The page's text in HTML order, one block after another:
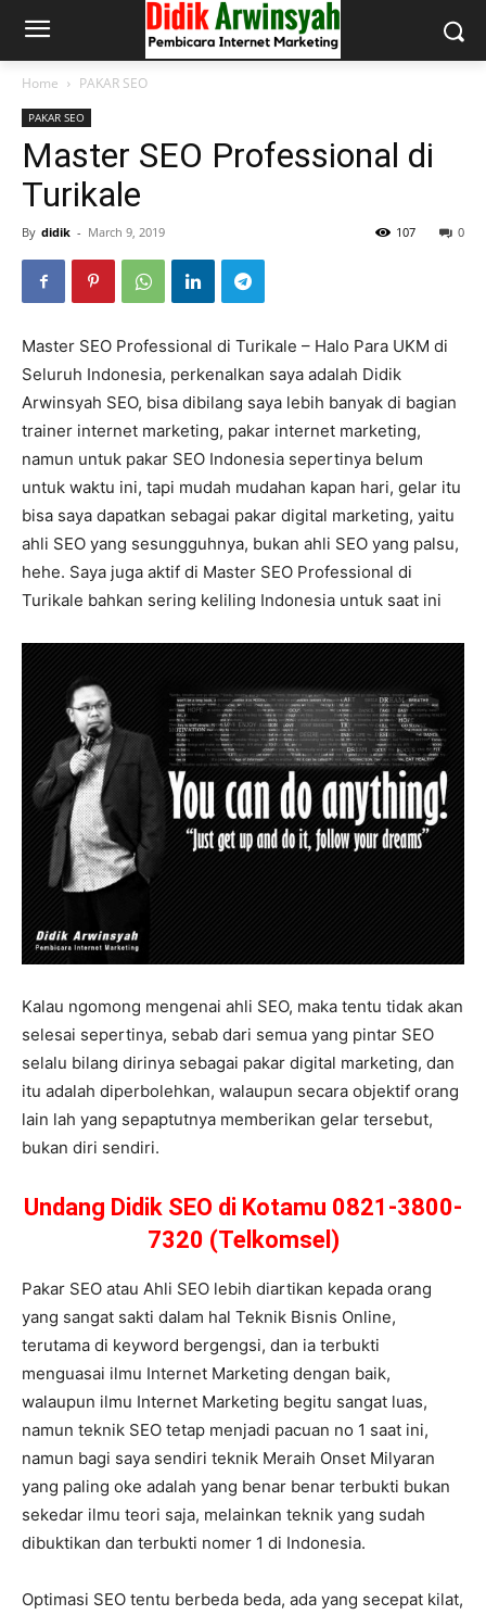
Home PAKAR SEO
PAKAR SEO
Master SEO Professional di
Turikale
By didik - March 9, 2019 0
107
Master SEO Professional di Turikale – Halo Para UKM di
Seluruh Indonesia, perkenalkan saya adalah Didik
Arwinsyah SEO, bisa dibilang saya lebih banyak di bagian
trainer internet marketing, pakar internet marketing,
namun untuk pakar SEO Indonesia sepertinya belum
untuk waktu ini, tapi mudah mudahan kapan hari, gelar itu
bisa saya dapatkan sebagai pakar digital marketing, yaitu
ahli SEO yang sesungguhnya, bukan ahli SEO yang palsu,
hehe. Saya juga aktif di Master SEO Professional di
Turikale bahkan sering keliling Indonesia untuk saat ini
Kalau ngomong mengenai ahli SEO, maka tentu tidak akan
selesai sepertinya, sebab dari semua yang pintar SEO
selalu bilang dirinya sebagai pakar digital marketing, dan
itu adalah diperbolehkan, walaupun secara objektif orang
lain lah yang sepaptutnya memberikan gelar tersebut,
bukan diri sendiri.
Undang Didik SEO di Kotamu 0821-3800-
7320 (Telkomsel)
Pakar SEO atau Ahli SEO lebih diartikan kepada orang
yang sangat sakti dalam hal Teknik Bisnis Online,
terutama di keyword bergengsi, dan ia terbukti
menguasai ilmu Internet Marketing dengan baik,
walaupun ilmu Internet Marketing begitu sangat luas,
namun teknik SEO tetap menjadi pacuan no 1 saat ini,
namun bagi saya sendiri teknik Meraih Onset Milyaran
yang paling oke adalah yang benar benar terbukti bukan
sekedar ilmu teori saja, melainkan teknik yang sudah
dibuktikan dan terbukti nomer 1 di Indonesia.
Optimasi SEO tentu berbeda beda, ada yang secepat kilat,